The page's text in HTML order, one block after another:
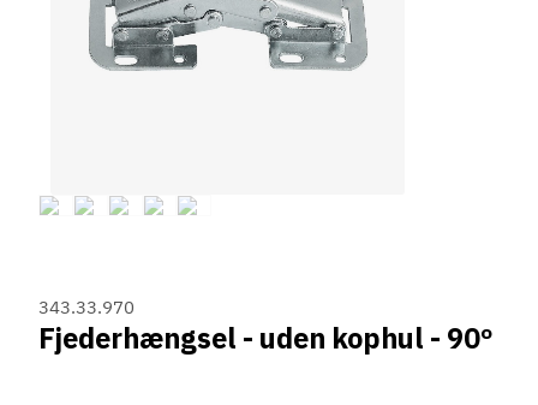
343.33.970
Fjederhængsel - uden kophul - 90º